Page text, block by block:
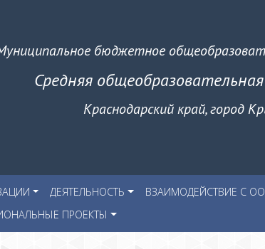
бюджетное
Средняя
Краснодарский край, город
ДЕЯТЕЛЬНОСТЬ ВЗАИМОДЕЙСТВИЕ С ОО
ПРОЕКТЫ